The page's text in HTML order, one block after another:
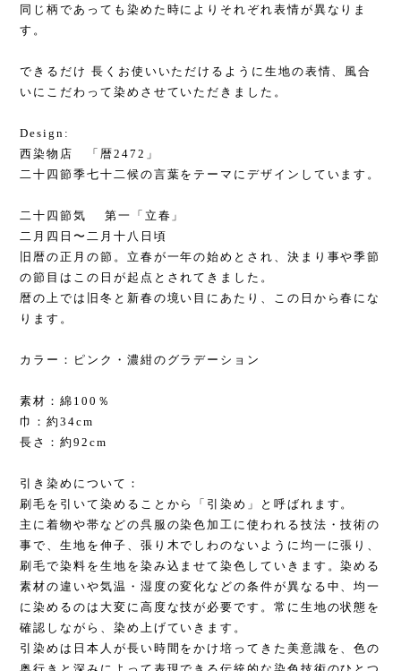
同じ柄であっても染めた時によりそれぞれ表情が異なりま
す。
できるだけ 長くお使いいただけるように生地の表情、風合
いにこだわって染めさせていただきました。
Design:
西染物店 「暦2472」
二十四節季七十二候の言葉をテーマにデザインしています。
二十四節気 第一「立春」
二月四日〜二月十八日頃
旧暦の正月の節。立春が一年の始めとされ、決まり事や季節
の節目はこの日が起点とされてきました。
暦の上では旧冬と新春の境い目にあたり、この日から春にな
ります。
カラー：ピンク・濃紺のグラデーション
素材：綿100％
巾：約34cm
長さ：約92cm
引き染めについて：
刷毛を引いて染めることから「引染め」と呼ばれます。
主に着物や帯などの呉服の染色加工に使われる技法・技術の
事で、生地を伸子、張り木でしわのないように均一に張り、
刷毛で染料を生地を染み込ませて染色していきます。染める
素材の違いや気温・湿度の変化などの条件が異なる中、均一
に染めるのは大変に高度な技が必要です。常に生地の状態を
確認しながら、染め上げていきます。
引染めは日本人が長い時間をかけ培ってきた美意識を、色の